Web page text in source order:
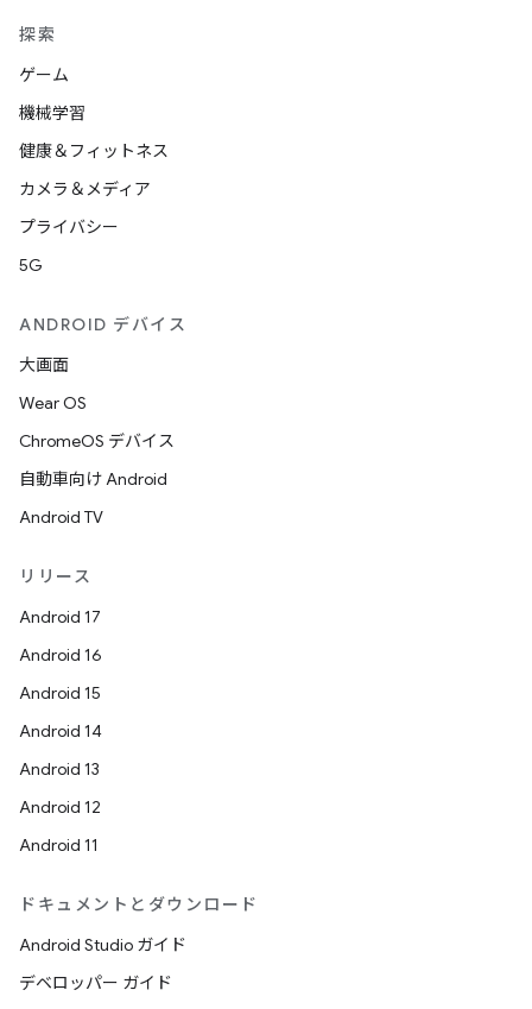
探索
ゲーム
機械学習
健康＆フィットネス
カメラ＆メディア
プライバシー
5G
ANDROID デバイス
大画面
Wear OS
ChromeOS デバイス
自動車向け Android
Android TV
リリース
Android 17
Android 16
Android 15
Android 14
Android 13
Android 12
Android 11
ドキュメントとダウンロード
Android Studio ガイド
デベロッパー ガイド